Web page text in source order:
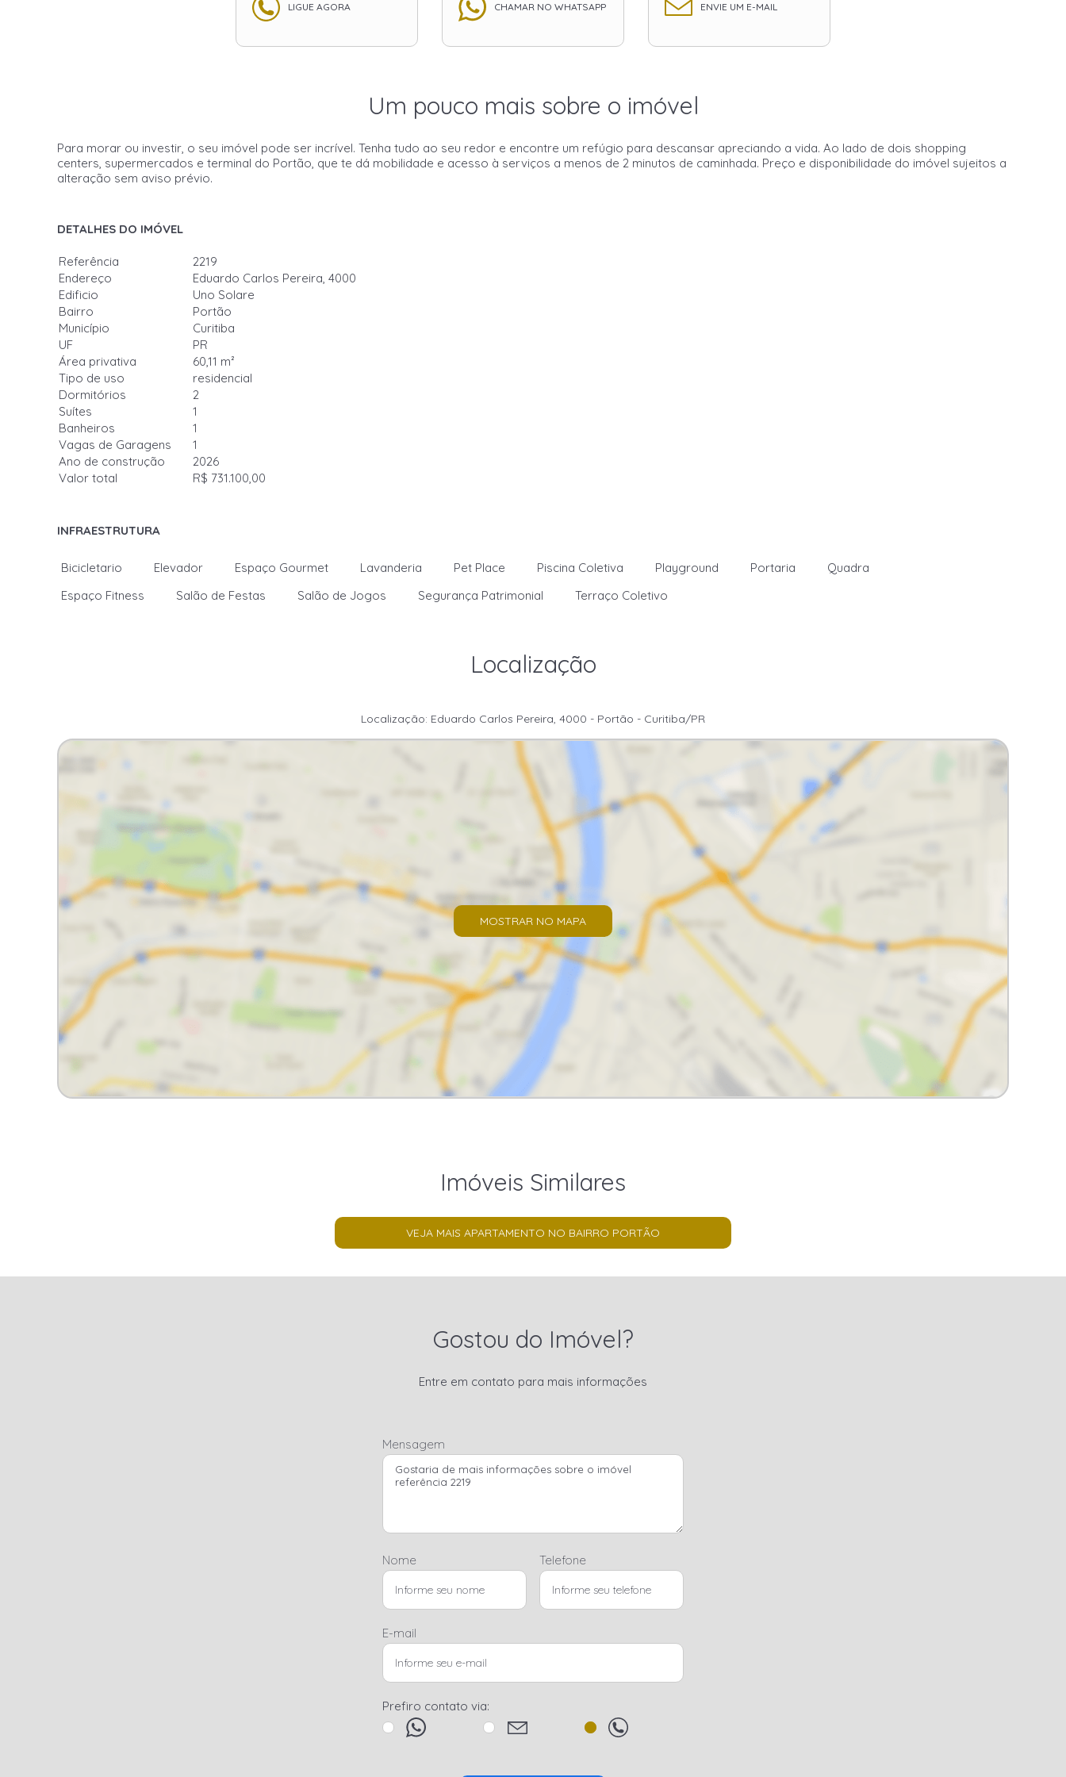
LIGUE AGORA CHAMAR NO WHATSAPP ENVIE UM E-MAIL
Um pouco mais sobre o imóvel
Para morar ou investir, o seu imóvel pode ser incrível. Tenha tudo ao seu redor e encontre um refúgio para descansar apreciando a vida. Ao lado de dois shopping
centers, supermercados e terminal do Portão, que te dá mobilidade e acesso à serviços a menos de 2 minutos de caminhada. Preço e disponibilidade do imóvel sujeitos a
alteração sem aviso prévio.
DETALHES DO IMÓVEL
Referência
2219
Endereço
Eduardo Carlos Pereira, 4000
Edificio
Uno Solare
Bairro
Portão
Município
Curitiba
UF
PR
Área privativa
60,11 m²
Tipo de uso
residencial
Dormitórios
2
Suítes
1
Banheiros
1
Vagas de Garagens
1
Ano de construção
2026
Valor total
R$ 731.100,00
INFRAESTRUTURA
Bicicletario Elevador Espaço Gourmet Lavanderia Pet Place Piscina Coletiva Playground Portaria
Quadra
Espaço Fitness
Salão de Festas Salão de Jogos Segurança Patrimonial Terraço Coletivo
Localização
Localização: Eduardo Carlos Pereira, 4000 - Portão - Curitiba/PR
MOSTRAR NO MAPA
Imóveis Similares
VEJA MAIS APARTAMENTO NO BAIRRO PORTÃO
Gostou do Imóvel?
Entre em contato para mais informações
Mensagem
Nome Telefone
E-mail
Prefiro contato via: